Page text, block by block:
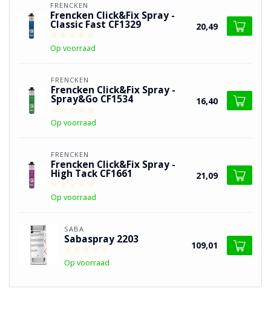
FRENCKEN
Frencken Click&Fix Spray -
Classic Fast CF1329
Op voorraad
20,49
FRENCKEN
Frencken Click&Fix Spray -
Spray&Go CF1534
Op voorraad
16,40
FRENCKEN
Frencken Click&Fix Spray -
High Tack CF1661
Op voorraad
21,09
SABA
Sabaspray 2203
Op voorraad
109,01